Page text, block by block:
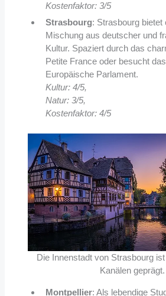
Kostenfaktor: 3/5
Strasbourg: Strasbourg bietet
Mischung aus deutscher und
Kultur. Spaziert durch das
Petite France oder besucht
Europäische Parlament.
Kultur: 4/5,
Natur: 3/5,
Kostenfaktor: 4/5
Die Innenstadt von Strasbourg
Kanälen geprägt.
Montpellier: Als lebendige